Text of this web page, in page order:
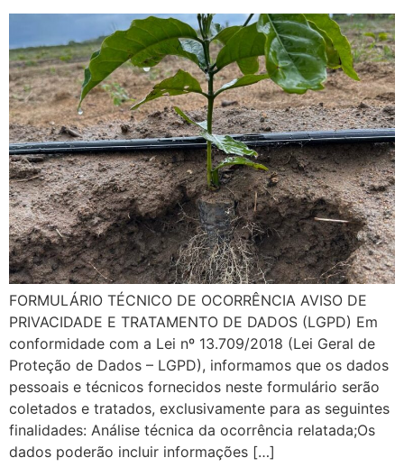
FORMULÁRIO TÉCNICO DE OCORRÊNCIA AVISO DE
PRIVACIDADE E TRATAMENTO DE DADOS (LGPD) Em
conformidade com a Lei nº 13.709/2018 (Lei Geral de
Proteção de Dados – LGPD), informamos que os dados
pessoais e técnicos fornecidos neste formulário serão
coletados e tratados, exclusivamente para as seguintes
finalidades: Análise técnica da ocorrência relatada;Os
dados poderão incluir informações […]